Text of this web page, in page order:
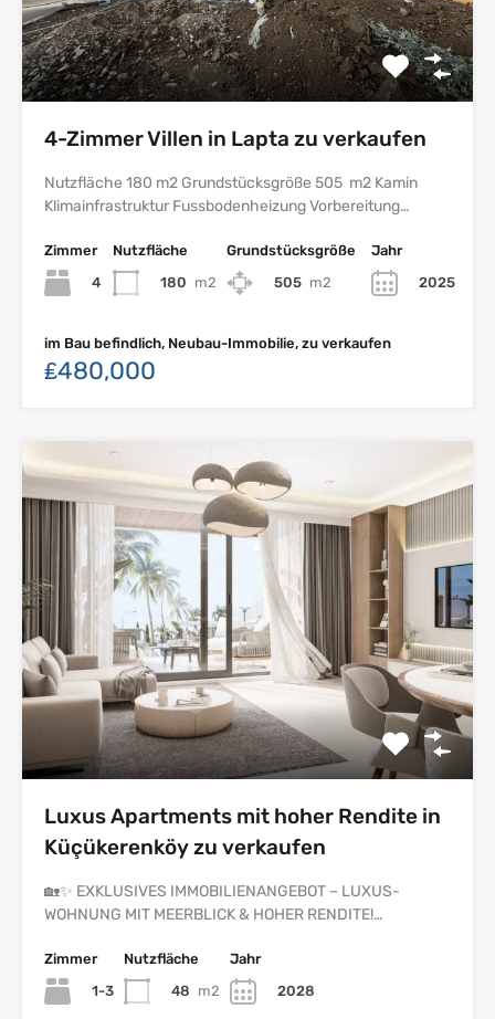
4-Zimmer Villen in Lapta zu verkaufen
Nutzfläche 180 m2 Grundstücksgröße 505 m2 Kamin
Klimainfrastruktur Fussbodenheizung Vorbereitung…
Zimmer
4
Nutzfläche
180 m2
Grundstücksgröße
505 m2
Jahr
2025
im Bau befindlich, Neubau-Immobilie, zu verkaufen
₤480,000
Luxus Apartments mit hoher Rendite in
Küçükerenköy zu verkaufen
🏡✨ EXKLUSIVES IMMOBILIENANGEBOT – LUXUS-
WOHNUNG MIT MEERBLICK & HOHER RENDITE!…
Zimmer
1-3
Nutzfläche
48 m2
Jahr
2028